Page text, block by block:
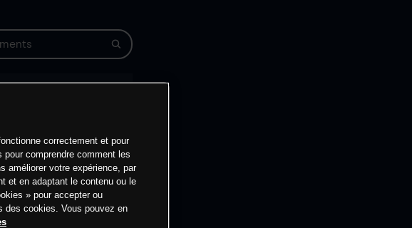
correctement et pour
comprendre comment les
améliorer votre expérience, par
et en adaptant le contenu ou le
» pour accepter ou
des cookies. Vous pouvez en